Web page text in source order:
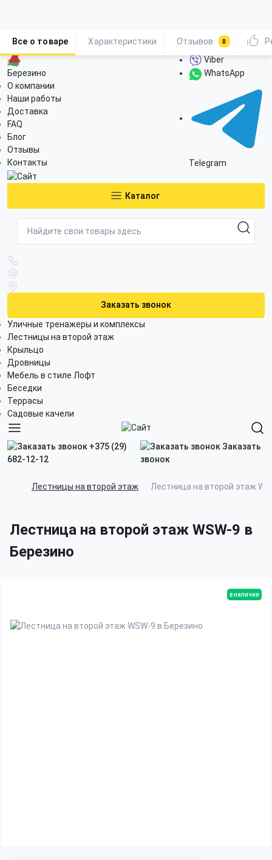
Березино
О компании
Наши работы
Доставка
FAQ
Блог
Отзывы
Контакты
Viber
WhatsApp
Telegram
Каталог
Заказать звонок
Уличные тренажеры и комплексы
Лестницы на второй этаж
Крыльцо
Дровницы
Мебель в стиле Лофт
Беседки
Террасы
Садовые качели
+375 (29)
682-12-12
Заказать
звонок
Лестницы на второй этаж Лестница на второй этаж
Лестница на второй этаж WSW-9 в
Березино
Все о товаре Характеристики Отзывов 0
в наличии